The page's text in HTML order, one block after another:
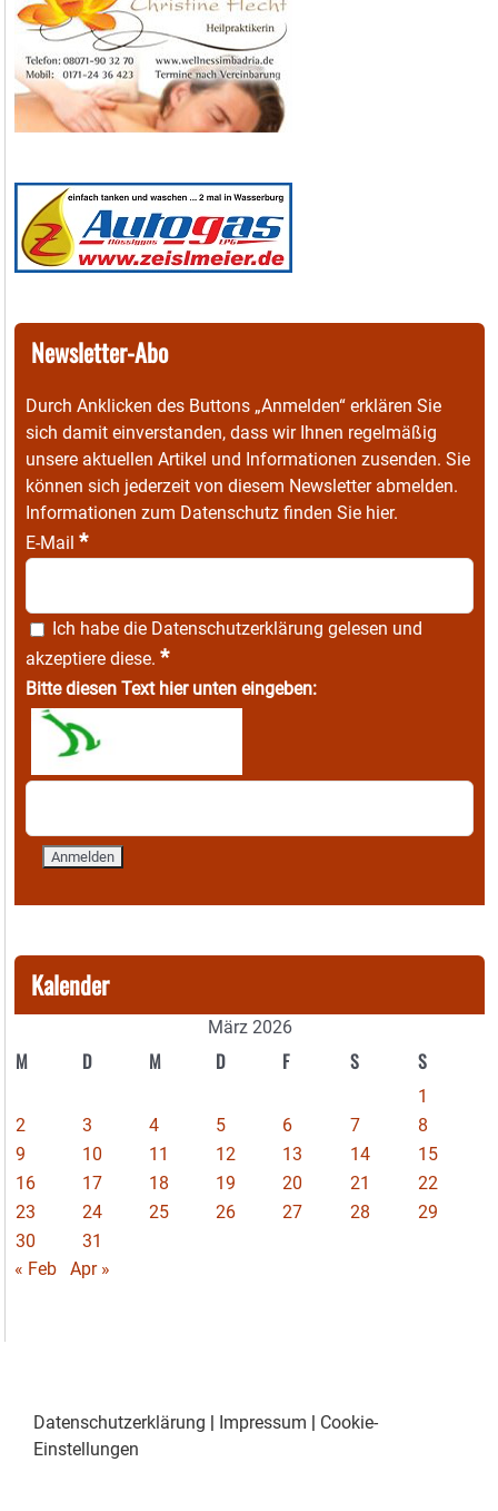
Newsletter-Abo
Durch Anklicken des Buttons „Anmelden“ erklären Sie
sich damit einverstanden, dass wir Ihnen regelmäßig
unsere aktuellen Artikel und Informationen zusenden. Sie
können sich jederzeit von diesem Newsletter abmelden.
Informationen zum Datenschutz finden Sie hier.
E-Mail *
Ich habe die Datenschutzerklärung gelesen und
akzeptiere diese. *
Bitte diesen Text hier unten eingeben:
Kalender
März 2026
M D M D F S S
1
2
3 4 5 6 7
8
9
10 11 12 13 14
15
16
17 18 19 20 21
22
23
24 25 26 27 28
29
30
31
« Feb
Apr »
Datenschutzerklärung | Impressum | Cookie-
Einstellungen